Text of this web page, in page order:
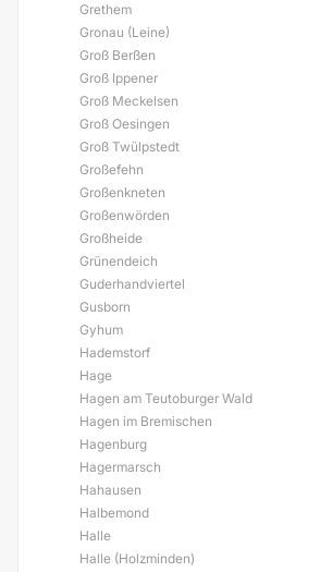
Grethem
Gronau (Leine)
Groß Berßen
Groß Ippener
Groß Meckelsen
Groß Oesingen
Groß Twülpstedt
Großefehn
Großenkneten
Großenwörden
Großheide
Grünendeich
Guderhandviertel
Gusborn
Gyhum
Hademstorf
Hage
Hagen am Teutoburger Wald
Hagen im Bremischen
Hagenburg
Hagermarsch
Hahausen
Halbemond
Halle
Halle (Holzminden)